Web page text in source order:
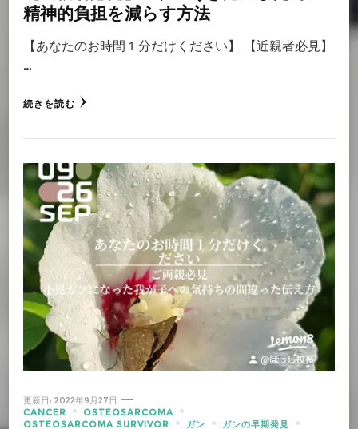
精神的負担を減らす方法
【あなたのお時間１分だけください】 【近親者必見】
…
続きを読む
更新日:2022年9月27日
CANCER
OSTEOSARCOMA
OSTEOSARCOMA SURVIVOR
ガン ガンの早期発見